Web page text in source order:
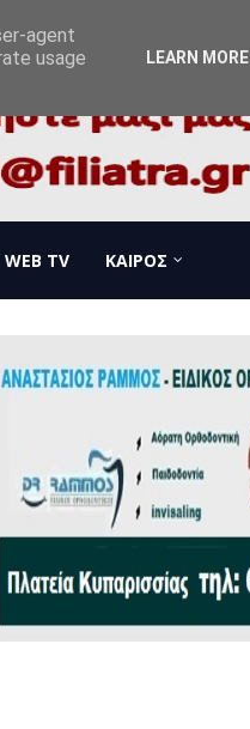
WEB TV ΚΑΙΡΟΣ
agent
usage
LEARN MORE